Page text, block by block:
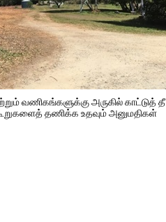
வணிகங்களுக்கு அருகில் காட்டுத் தீ
தணிக்க உதவும் அனுமதிகள்